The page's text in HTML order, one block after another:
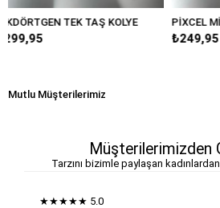
PİXCEL MİNİK KALP KOLYE
Mutlu Müşterilerimiz
Müşterilerimizden
Tarzını bizimle paylaşan
★★★★★ 5.0